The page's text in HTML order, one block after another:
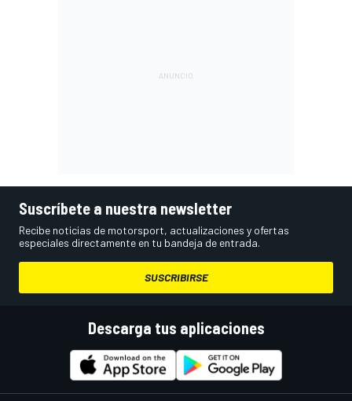
Suscríbete a nuestra newsletter
Recibe noticias de motorsport, actualizaciones y ofertas
especiales directamente en tu bandeja de entrada.
SUSCRIBIRSE
Descarga tus aplicaciones